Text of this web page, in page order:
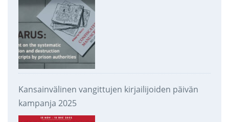
Kansainvälinen vangittujen kirjailijoiden päivän
kampanja 2025